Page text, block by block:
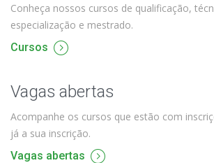
Conheça nossos cursos de qualificação,
especialização e mestrado.
Cursos
Vagas abertas
Acompanhe os cursos que estão com
já a sua inscrição.
Vagas abertas